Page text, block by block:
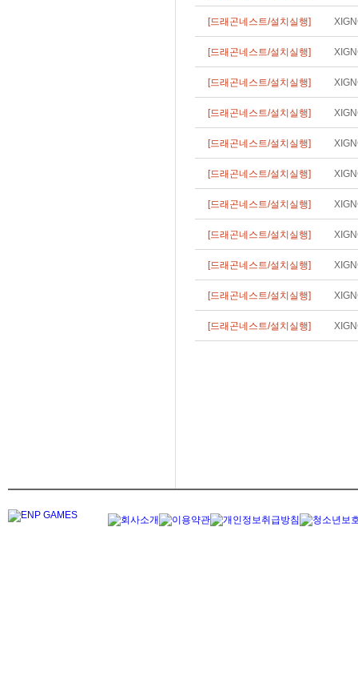
[드래곤네스트/설치실행]
[드래곤네스트/설치실행]
[드래곤네스트/설치실행]
[드래곤네스트/설치실행]
[드래곤네스트/설치실행]
[드래곤네스트/설치실행]
[드래곤네스트/설치실행]
[드래곤네스트/설치실행]
[드래곤네스트/설치실행]
[드래곤네스트/설치실행]
[드래곤네스트/설치실행]